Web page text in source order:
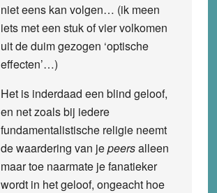
niet eens kan volgen… (ik meen
iets met een stuk of vier volkomen
uit de duim gezogen ‘optische
effecten’…)
Het is inderdaad een blind geloof,
en net zoals bij iedere
fundamentalistische religie neemt
de waardering van jepeersalleen
maar toe naarmate je fanatieker
wordt in het geloof, ongeacht hoe